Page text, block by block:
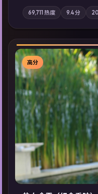
主轴，边境小镇的平静被
地域气质；站内亦可通过
展检索同类型高分佳作，
69,711 热度 9.4分
高分